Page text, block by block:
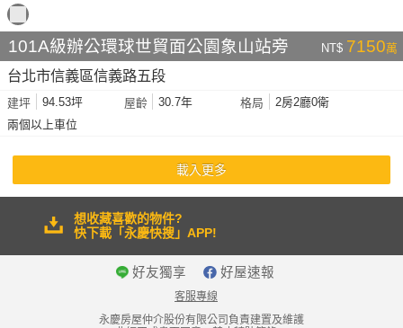
101A級辦公環球世貿面公園象山站旁 NT$ 7150萬
台北市信義區信義路五段
建坪 94.53坪 屋齡 30.7年 格局
2房2廳0衛
兩個以上車位
載入更多
想收藏喜歡的物件?
快下載「永慶快搜」APP!
好友獨享 好屋速報
客服專線
永慶房屋仲介股份有限公司負責建置及維護